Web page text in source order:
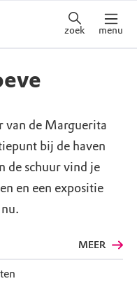
zoek menu
van de Marguerita
bij de haven
de schuur vind je
en een expositie
MEER